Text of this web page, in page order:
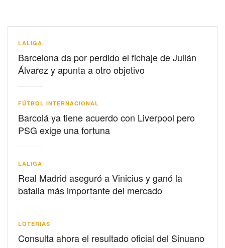
LALIGA
Barcelona da por perdido el fichaje de Julián
Álvarez y apunta a otro objetivo
FÚTBOL INTERNACIONAL
Barcolá ya tiene acuerdo con Liverpool pero
PSG exige una fortuna
LALIGA
Real Madrid aseguró a Vinicius y ganó la
batalla más importante del mercado
LOTERIAS
Consulta ahora el resultado oficial del Sinuano